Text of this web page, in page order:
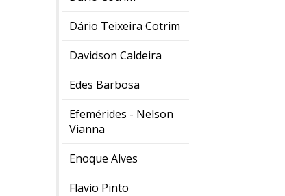
Dário Teixeira Cotrim
Davidson Caldeira
Edes Barbosa
Efemérides - Nelson
Vianna
Enoque Alves
Flavio Pinto